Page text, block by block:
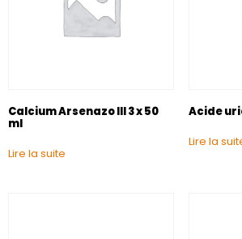
Calcium Arsenazo III 3 x 50
ml
Lire la suite
Acide
Lire la